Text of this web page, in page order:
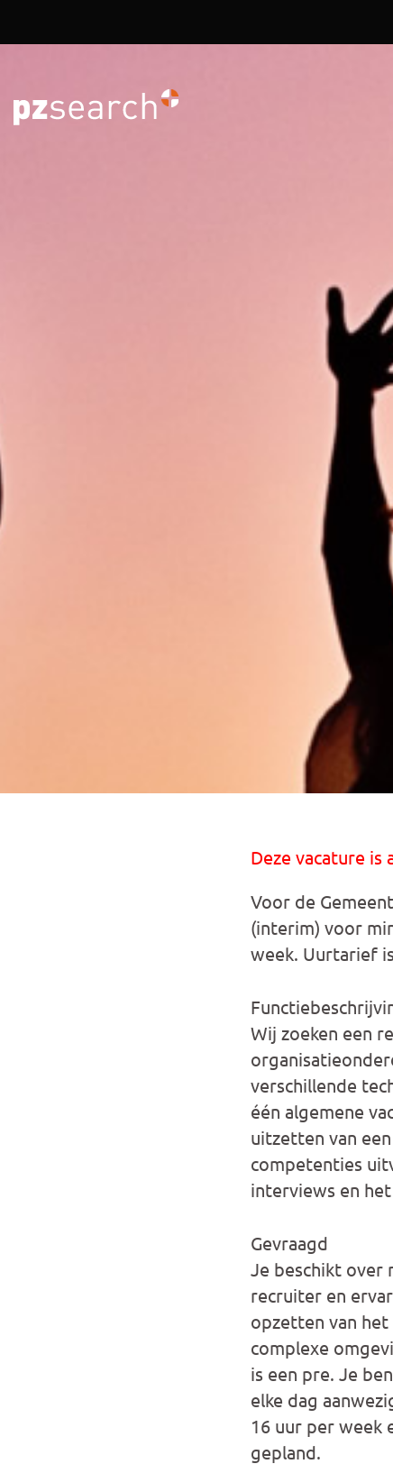
Deze vacature
Voor de
(interim) voor
week. Uurtarief
Wij zoeken een
verschillende
één algemene
uitzetten van
competenties
interviews en
Gevraagd
Je beschikt over
recruiter en
opzetten van
complexe
is een pre. Je
elke dag
16 uur per week
gepland.